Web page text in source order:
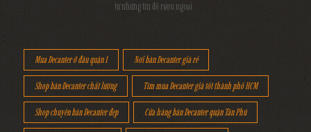
từ những tín đồ rượu ngoại
Mua Decanter ở đâu quận 1 Nơi bán Decanter giá rẻ
Shop bán Decanter chất lượng Tìm mua Decanter giá tốt thành phố HCM
Shop chuyên bán Decanter đẹp Cửa hàng bán Decanter quận Tân Phú